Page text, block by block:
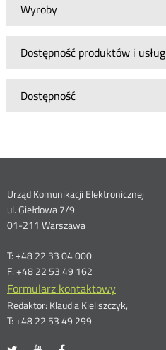
Wyroby
Dostępność produktów i usług
Dostępność
Dane
kontaktowe
Urząd Komunikacji Elektronicznej
ul. Giełdowa 7/9
01-211 Warszawa
T: +48 22 33 04 000
F: +48 22 53 49 162
Formularz kontaktowy
Redaktor: Klaudia Kieliszczyk,
T: +48 22 53 49 299